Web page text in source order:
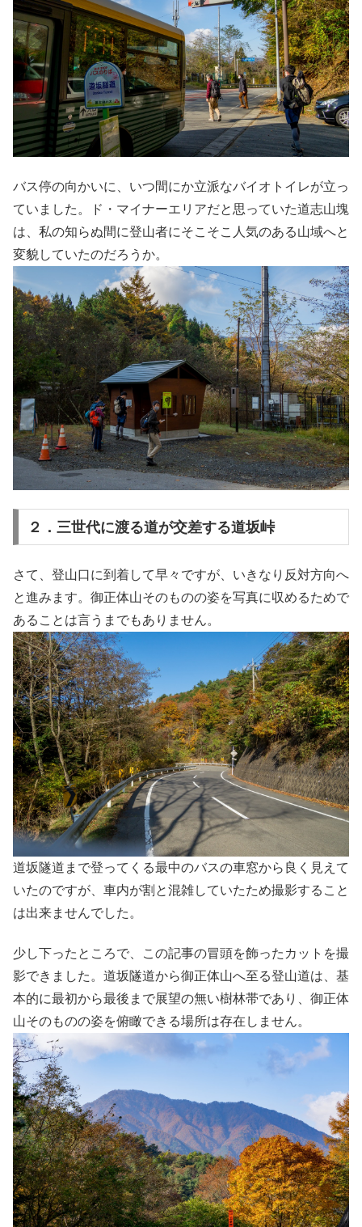
バス停の向かいに、いつ間にか立派なバイオトイレが立っ
ていました。ド・マイナーエリアだと思っていた道志山塊
は、私の知らぬ間に登山者にそこそこ人気のある山域へと
変貌していたのだろうか。
２．三世代に渡る道が交差する道坂峠
さて、登山口に到着して早々ですが、いきなり反対方向へ
と進みます。御正体山そのものの姿を写真に収めるためで
あることは言うまでもありません。
道坂隧道まで登ってくる最中のバスの車窓から良く見えて
いたのですが、車内が割と混雑していたため撮影すること
は出来ませんでした。
少し下ったところで、この記事の冒頭を飾ったカットを撮
影できました。道坂隧道から御正体山へ至る登山道は、基
本的に最初から最後まで展望の無い樹林帯であり、御正体
山そのものの姿を俯瞰できる場所は存在しません。